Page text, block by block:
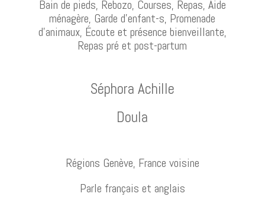
Bain de pieds, Rebozo, Courses, Repas, Aide
ménagère, Garde d’enfant-s, Promenade
d’animaux, Écoute et présence bienveillante,
Repas pré et post-partum
Séphora Achille
Doula
Régions Genève, France voisine
Parle français et anglais